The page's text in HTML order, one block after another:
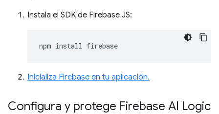
Instala el SDK de Firebase JS:
npm install
Inicializa Firebase en tu aplicación.
Configura y protege Firebase AI Logic